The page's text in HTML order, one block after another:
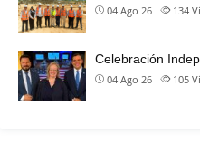
04 Ago 26 134
Celebración
04 Ago 26 105